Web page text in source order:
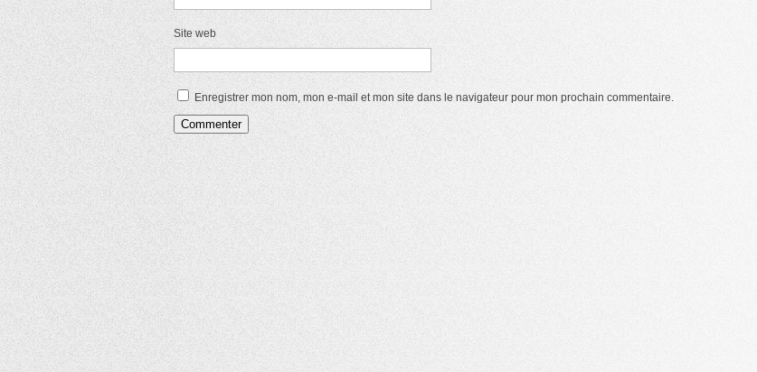
Site web
Enregistrer mon nom, mon e-mail et mon site dans le navigateur pour mon prochain commentaire.